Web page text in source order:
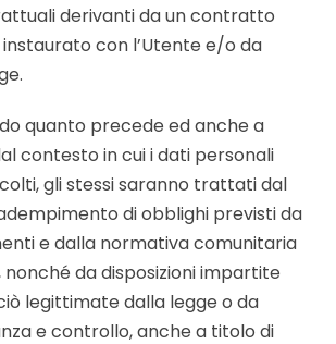
derivanti da un contratto
con l’Utente e/o da
quanto precede ed anche a
contesto in cui i dati personali
gli stessi saranno trattati dal
di obblighi previsti da
e dalla normativa comunitaria
da disposizioni impartite
legittimate dalla legge o da
e controllo, anche a titolo di